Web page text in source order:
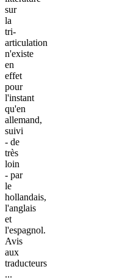
sur
la
tri-
articulation
n'existe
en
effet
pour
l'instant
qu'en
allemand,
suivi
- de
très
loin
- par
le
hollandais,
l'anglais
et
l'espagnol.
Avis
aux
traducteurs
...